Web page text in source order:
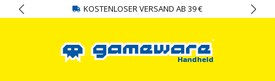
springen KOSTENLOSER VERSAND AB 39 €